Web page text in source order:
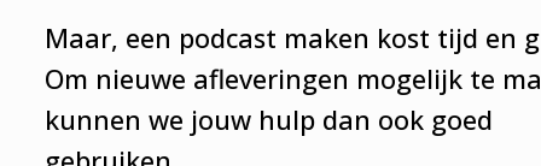
Maar, een podcast maken kost tijd en
Om nieuwe afleveringen mogelijk te
kunnen we jouw hulp dan ook goed